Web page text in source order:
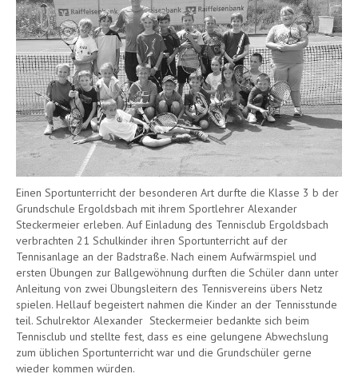
Einen Sportunterricht der besonderen Art durfte die Klasse 3 b der
Grundschule Ergoldsbach mit ihrem Sportlehrer Alexander
Steckermeier erleben. Auf Einladung des Tennisclub Ergoldsbach
verbrachten 21 Schulkinder ihren Sportunterricht auf der
Tennisanlage an der Badstraße. Nach einem Aufwärmspiel und
ersten Übungen zur Ballgewöhnung durften die Schüler dann unter
Anleitung von zwei Übungsleitern des Tennisvereins übers Netz
spielen. Hellauf begeistert nahmen die Kinder an der Tennisstunde
teil. Schulrektor Alexander Steckermeier bedankte sich beim
Tennisclub und stellte fest, dass es eine gelungene Abwechslung
zum üblichen Sportunterricht war und die Grundschüler gerne
wieder kommen würden.